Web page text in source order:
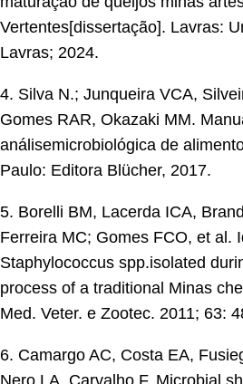
Vertentes[dissertação]. Lavras:
Lavras; 2024.
4. Silva N.; Junqueira VCA,
Gomes RAR, Okazaki MM.
análisemicrobiológica de
Paulo: Editora Blücher, 2017.
5. Borelli BM, Lacerda ICA,
Ferreira MC; Gomes FCO, et al.
Staphylococcus spp.isolated
process of a traditional Minas
Med. Veter. e Zootec. 2011; 63:
6. Camargo AC, Costa EA,
Nero LA, Carvalho F. Microbial